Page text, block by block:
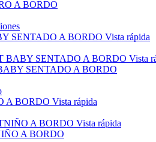
A BORDO
Vista rápida
Vista
SENTADO A BORDO
Vista rápida
Vista rápida
A BORDO